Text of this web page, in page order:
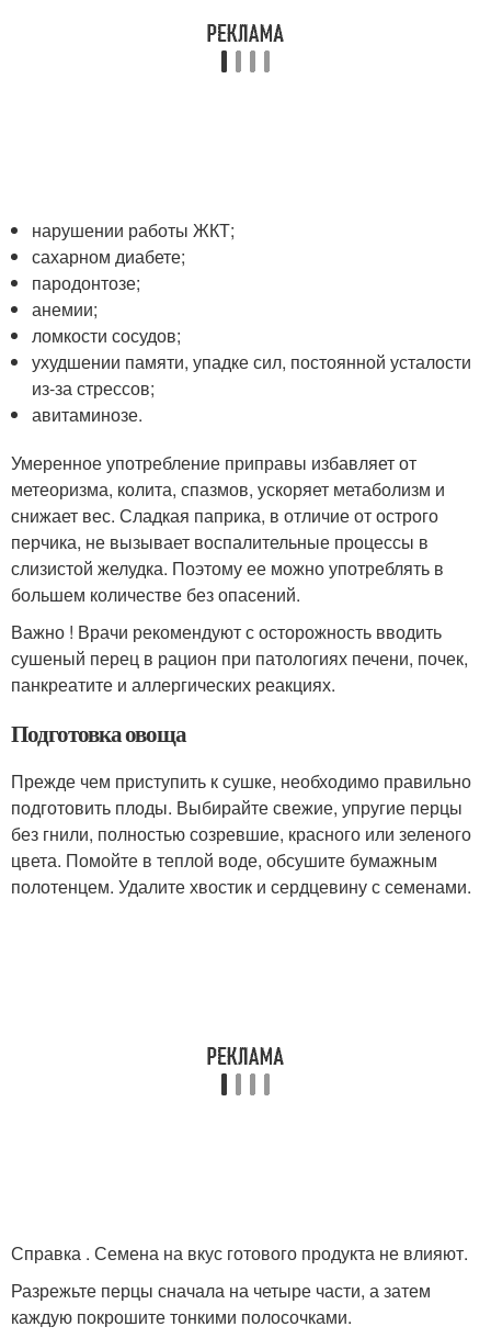
нарушении работы ЖКТ;
сахарном диабете;
пародонтозе;
анемии;
ломкости сосудов;
ухудшении памяти, упадке сил, постоянной усталости
из-за стрессов;
авитаминозе.
Умеренное употребление приправы избавляет от
метеоризма, колита, спазмов, ускоряет метаболизм и
снижает вес. Сладкая паприка, в отличие от острого
перчика, не вызывает воспалительные процессы в
слизистой желудка. Поэтому ее можно употреблять в
большем количестве без опасений.
Важно ! Врачи рекомендуют с осторожность вводить
сушеный перец в рацион при патологиях печени, почек,
панкреатите и аллергических реакциях.
Подготовка овоща
Прежде чем приступить к сушке, необходимо правильно
подготовить плоды. Выбирайте свежие, упругие перцы
без гнили, полностью созревшие, красного или зеленого
цвета. Помойте в теплой воде, обсушите бумажным
полотенцем. Удалите хвостик и сердцевину с семенами.
Справка . Семена на вкус готового продукта не влияют.
Разрежьте перцы сначала на четыре части, а затем
каждую покрошите тонкими полосочками.